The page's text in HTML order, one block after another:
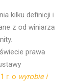
kilku definicji i
z od winiarza
prawa
r. o wyrobie i